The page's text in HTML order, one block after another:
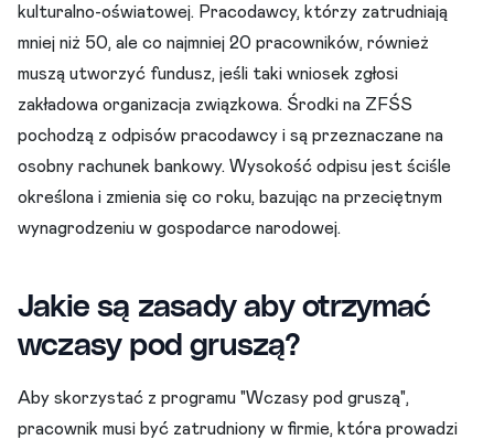
kulturalno-oświatowej. Pracodawcy, którzy zatrudniają
mniej niż 50, ale co najmniej 20 pracowników, również
muszą utworzyć fundusz, jeśli taki wniosek zgłosi
zakładowa organizacja związkowa. Środki na ZFŚS
pochodzą z odpisów pracodawcy i są przeznaczane na
osobny rachunek bankowy. Wysokość odpisu jest ściśle
określona i zmienia się co roku, bazując na przeciętnym
wynagrodzeniu w gospodarce narodowej.
Jakie są zasady aby otrzymać
wczasy pod gruszą?
Aby skorzystać z programu "Wczasy pod gruszą",
pracownik musi być zatrudniony w firmie, która prowadzi